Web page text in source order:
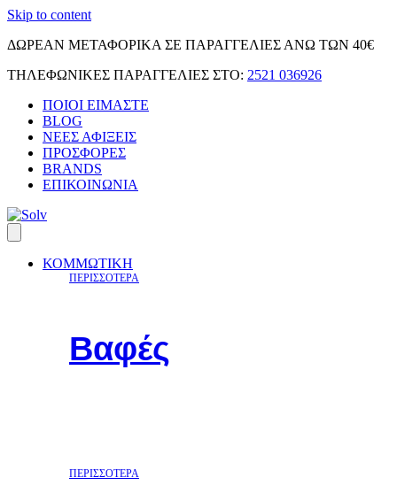
Skip to content
ΔΩΡΕΑΝ ΜΕΤΑΦΟΡΙΚΑ ΣΕ ΠΑΡΑΓΓΕΛΙΕΣ ΑΝΩ ΤΩΝ 40€
ΤΗΛΕΦΩΝΙΚΕΣ ΠΑΡΑΓΓΕΛΙΕΣ ΣΤΟ: 2521 036926
ΠΟΙΟΙ ΕΙΜΑΣΤΕ
BLOG
ΝΕΕΣ ΑΦΙΞΕΙΣ
ΠΡΟΣΦΟΡΕΣ
BRANDS
ΕΠΙΚΟΙΝΩΝΙΑ
ΚΟΜΜΩΤΙΚΗ
ΠΕΡΙΣΣΟΤΕΡΑ
Βαφές
ΠΕΡΙΣΣΟΤΕΡΑ